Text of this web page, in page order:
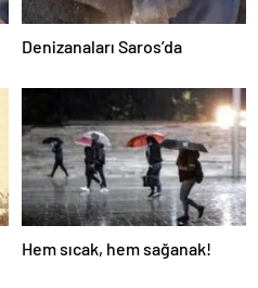
Denizanaları Saros’da
Hem sıcak, hem sağanak!